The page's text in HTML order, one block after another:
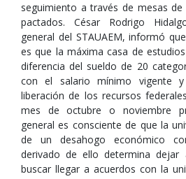
seguimiento a través de mesas
pactados. César Rodrigo
general del STAUAEM, informó
es que la máxima casa de
diferencia del sueldo de 20
con el salario mínimo vigente
liberación de los recursos
mes de octubre o noviembre
general es consciente de que la
de un desahogo económico
derivado de ello determina
buscar llegar a acuerdos con la